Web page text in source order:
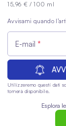
15,96 € /100 ml
Avvisami quando
E-mail
Utilizzeremo questi dati
tornerà disponibile.
Esplora